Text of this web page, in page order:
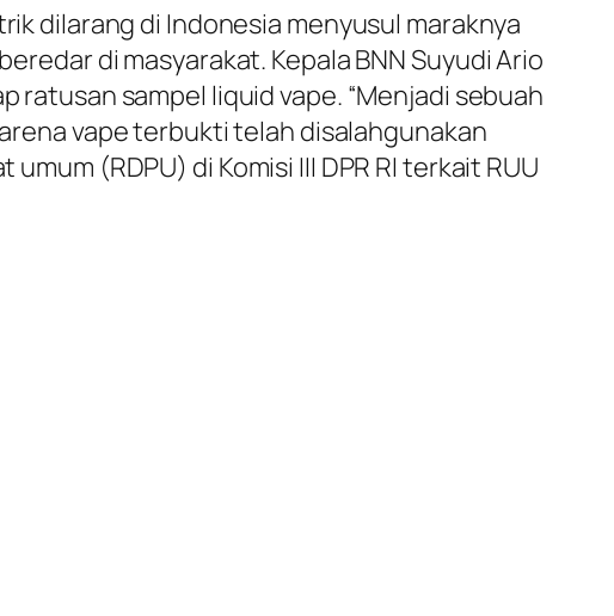
dilarang di Indonesia menyusul maraknya
di masyarakat. Kepala BNN Suyudi Ario
sampel liquid vape. “Menjadi sebuah
vape terbukti telah disalahgunakan
(RDPU) di Komisi III DPR RI terkait RUU